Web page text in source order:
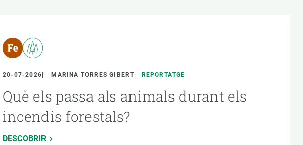
20-07-2026 MARINA TORRES GIBERT REPORTATGE
Què els passa als animals durant els
incendis forestals?
DESCOBRIR